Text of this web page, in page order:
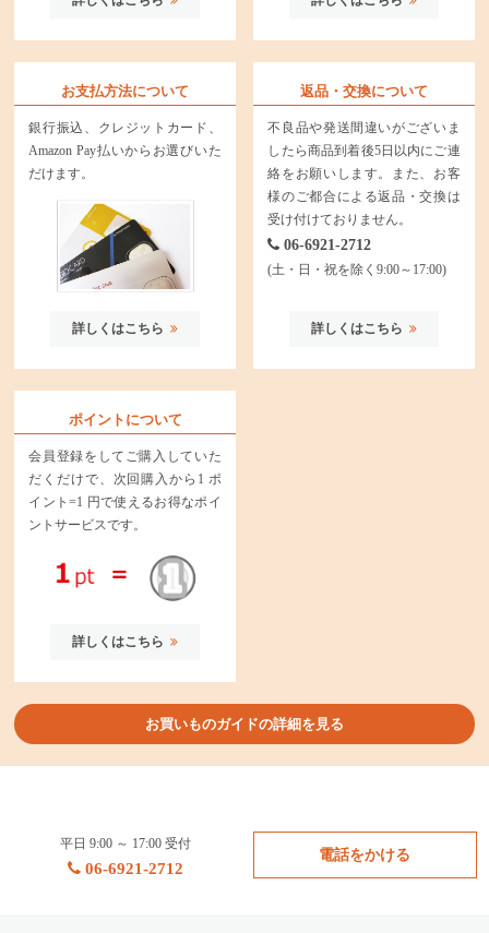
お支払方法について
銀行振込、クレジットカード、
Amazon Pay払いからお選びいた
だけます。
詳しくはこちら
返品・交換について
不良品や発送間違いがございま
したら商品到着後5日以内にご連
絡をお願いします。また、お客
様のご都合による返品・交換は
受け付けておりません。
06-6921-2712
(土・日・祝を除く9:00～17:00)
詳しくはこちら
ポイントについて
会員登録をしてご購入していた
だくだけで、次回購入から1 ポ
イント=1 円で使えるお得なポイ
ントサービスです。
詳しくはこちら
お買いものガイドの詳細を見る
平日 9:00 ～ 17:00 受付
06-6921-2712
電話をかける